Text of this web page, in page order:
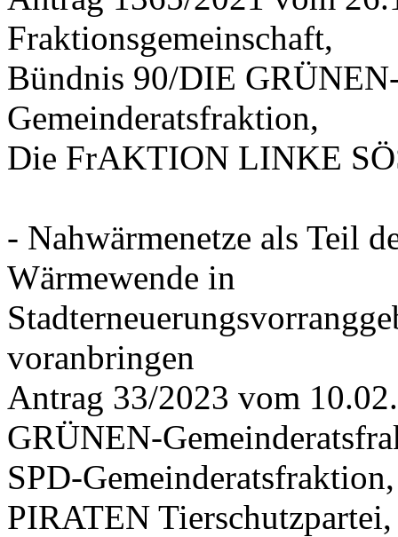
Fraktionsgemeinschaft,
Bündnis 90/DIE
Gemeinderatsfraktion,
Die FrAKTION LINKE
- Nahwärmenetze als Teil
Wärmewende in
voranbringen
Antrag 33/2023 vom
GRÜNEN-
SPD-
PIRATEN Tierschutzpartei,